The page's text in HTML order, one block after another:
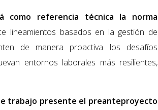
como referencia técnica la norma
lineamientos basados en la gestión de
de manera proactiva los desafíos
entornos laborales más resilientes,
trabajo presente el preanteproyecto